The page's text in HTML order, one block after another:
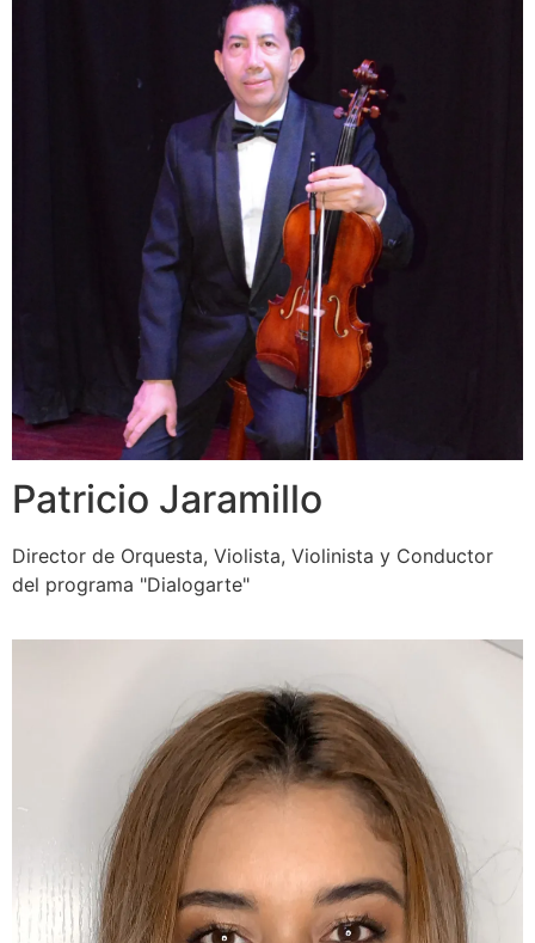
Patricio Jaramillo
Director de Orquesta, Violista, Violinista y Conductor
del programa "Dialogarte"